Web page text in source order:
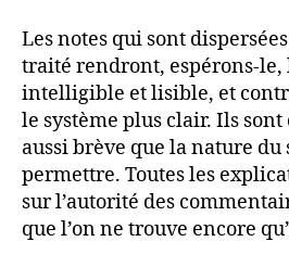
Les notes qui sont
traité rendront, espérons-le,
intelligible et lisible, et
le système plus clair. Ils
aussi brève que la nature
permettre. Toutes les
sur l’autorité des
que l’on ne trouve encore